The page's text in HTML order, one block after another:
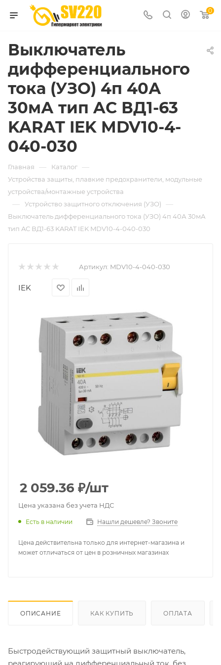
0
Выключатель
дифференциального
тока (УЗО) 4п 40А
30мА тип AC ВД1-63
KARAT IEK MDV10-4-
040-030
Главная — Каталог —
Устройства защиты, плавкие предохранители, модульные
устройства/монтажные устройства
— Устройство защитного отключения (УЗО) —
Выключатель дифференциального тока (УЗО) 4п 40А 30мА
тип AC ВД1-63 KARAT IEK MDV10-4-040-030
Артикул: MDV10-4-040-030
IEK
2 059.36 ₽/шт
Цена указана без учета НДС
Есть в наличии Нашли дешевле? Звоните
Цена действительна только для интернет-магазина и
может отличаться от цен в розничных магазинах
ОПИСАНИЕ КАК КУПИТЬ ОПЛАТА
Быстродействующий защитный выключатель,